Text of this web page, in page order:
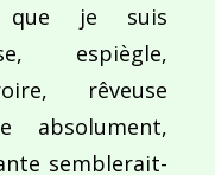
que je suis
espiègle,
rêveuse
absolument,
semblerait-